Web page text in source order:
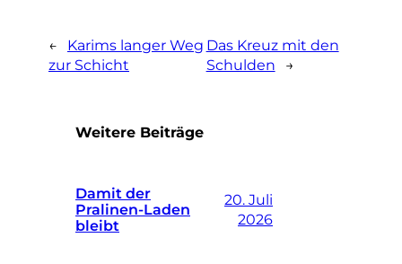
←
Karims langer Weg
zur Schicht
Das Kreuz mit den
Schulden
→
Weitere Beiträge
Damit der
Pralinen-Laden
bleibt
20. Juli
2026